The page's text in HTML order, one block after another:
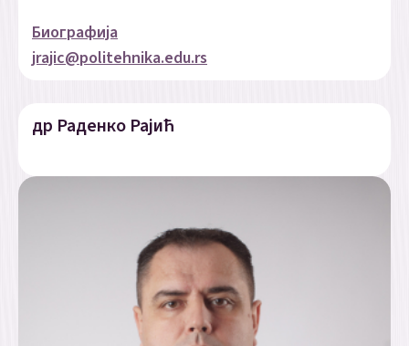
Биографија
jrajic@politehnika.edu.rs
др Раденко Рајић